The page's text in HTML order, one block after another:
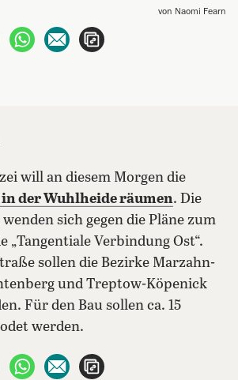
von Naomi Fearn
teilen
auf X teilenper WhatsApp teilen
per E-Mail teilen
will an diesem Morgen die
der Wuhlheide räumen. Die
sich gegen die Pläne zum
„Tangentiale Verbindung Ost“.
sollen die Bezirke Marzahn-
und Treptow-Köpenick
Für den Bau sollen ca. 15
werden.
teilen
auf X teilenper WhatsApp teilen
per E-Mail teilen